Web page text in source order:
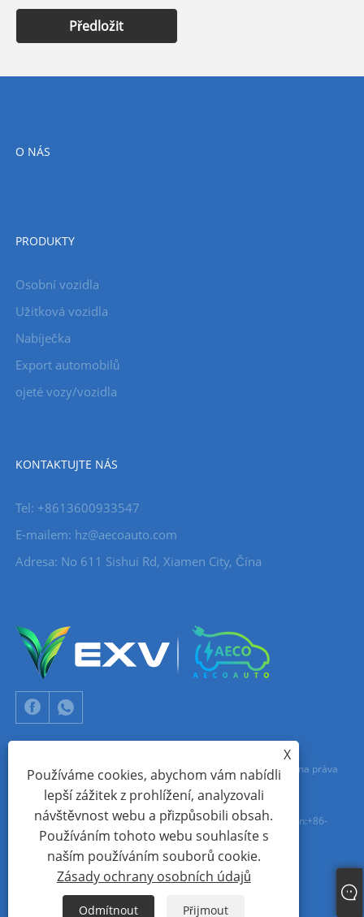
Předložit
O NÁS
PRODUKTY
Osobní vozidla
Užitková vozidla
Nabíječka
Export automobilů
ojeté vozy/vozidla
KONTAKTUJTE NÁS
Tel: +8613600933547
E-mailem: hz@aecoauto.com
Adresa: No 611 Sishui Rd, Xiamen City, Čína
Copyright © 2024 Xiamen Aecoauto Technology Co., Ltd. Všechna práva
vyhrazena.
TECHNICKÁ PODPORA WEBOVÝCH STRÁNEK:SÍŤ TIANYUjack Lin:+86-
Sitemap RSS
XML
Zásady ochrany osobních údajů
X
Používáme cookies, abychom vám nabídli
lepší zážitek z prohlížení, analyzovali
návštěvnost webu a přizpůsobili obsah.
Používáním tohoto webu souhlasíte s
naším používáním souborů cookie.
Zásady ochrany osobních údajů
Odmítnout Přijmout